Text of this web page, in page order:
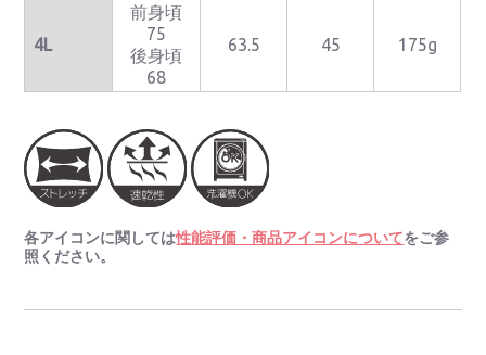
4L
前身頃
75
後身頃
68
63.5 45 175g
各アイコンに関しては性能評価・商品アイコンについてをご参
照ください。